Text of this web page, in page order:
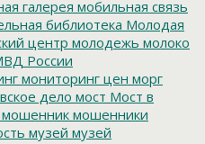
галерея мобильная связь
библиотека Молодая
центр молодежь молоко
России
мониторинг цен морг
дело мост Мост в
мошенник мошенники
музей музей